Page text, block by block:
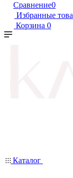
Сравнение0
Избранные
Корзина 0
Каталог